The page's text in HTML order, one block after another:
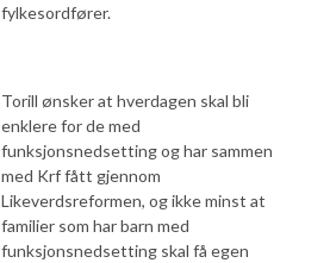
fylkesordfører.
Torill ønsker at hverdagen skal bli
enklere for de med
funksjonsnedsetting og har sammen
med Krf fått gjennom
Likeverdsreformen, og ikke minst at
familier som har barn med
funksjonsnedsetting skal få egen